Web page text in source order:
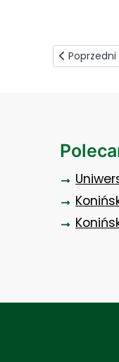
Poprzedni
Poprzedni